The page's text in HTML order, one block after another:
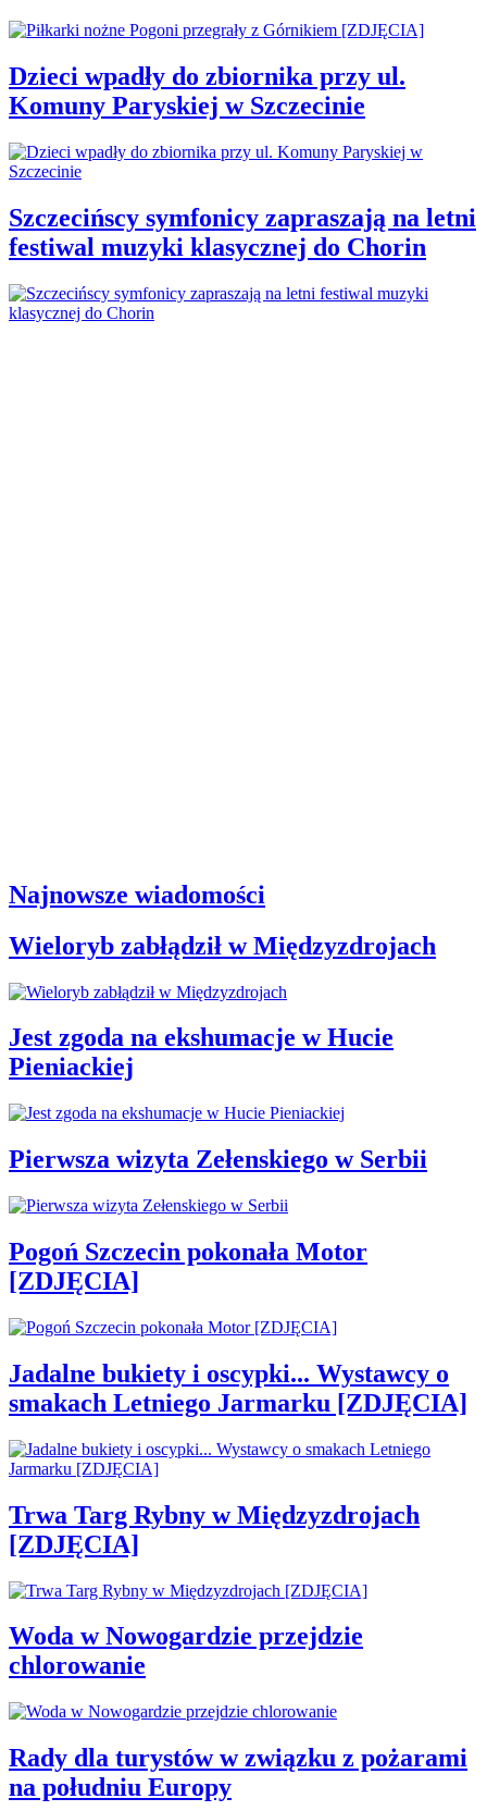
Dzieci wpadły do zbiornika przy ul.
Komuny Paryskiej w Szczecinie
Szczecińscy symfonicy zapraszają na letni
festiwal muzyki klasycznej do Chorin
Najnowsze wiadomości
Wieloryb zabłądził w Międzyzdrojach
Jest zgoda na ekshumacje w Hucie
Pieniackiej
Pierwsza wizyta Zełenskiego w Serbii
Pogoń Szczecin pokonała Motor
[ZDJĘCIA]
Jadalne bukiety i oscypki... Wystawcy o
smakach Letniego Jarmarku [ZDJĘCIA]
Trwa Targ Rybny w Międzyzdrojach
[ZDJĘCIA]
Woda w Nowogardzie przejdzie
chlorowanie
Rady dla turystów w związku z pożarami
na południu Europy